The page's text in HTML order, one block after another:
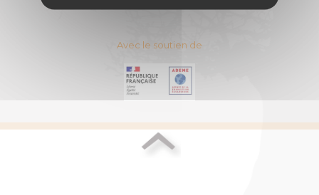
Avec le soutien de